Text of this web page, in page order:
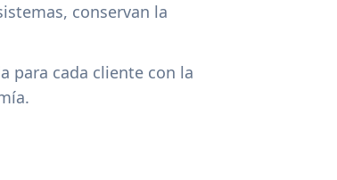
conservan la
para cada cliente con la